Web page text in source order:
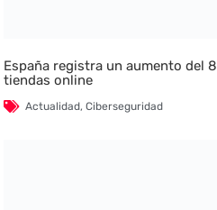
España registra un aumento del
tiendas online
Actualidad,Ciberseguridad